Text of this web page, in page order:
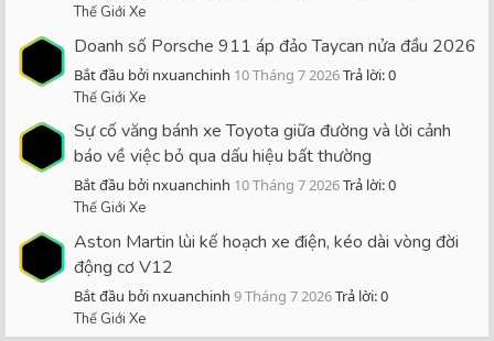
Thế Giới Xe
Doanh số Porsche 911 áp đảo Taycan nửa đầu 2026
Bắt đầu bởi nxuanchinh 10 Tháng 7 2026Trả lời: 0
Thế Giới Xe
Sự cố văng bánh xe Toyota giữa đường và lời cảnh
báo về việc bỏ qua dấu hiệu bất thường
Bắt đầu bởi nxuanchinh 10 Tháng 7 2026Trả lời: 0
Thế Giới Xe
Aston Martin lùi kế hoạch xe điện, kéo dài vòng đời
động cơ V12
Bắt đầu bởi nxuanchinh 9 Tháng 7 2026Trả lời: 0
Thế Giới Xe